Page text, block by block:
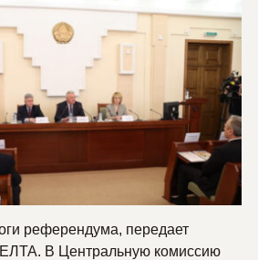
референдума, передает
В Центральную комиссию